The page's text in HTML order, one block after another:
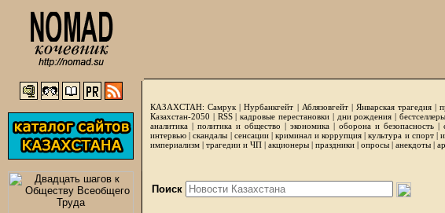
КАЗАХСТАН: Самрук |Нурбанкгейт | Аблязовгейт| Январская трагедия |
Казахстан-2050 | RSS|кадровые перестановки| дни рождения | бестселлеры
аналитика | политика и общество | экономика | оборона и безопасность |
интервью |скандалы | сенсации|криминал и коррупция|культура и спорт|
империализм | трагедии и ЧП | акционеры | праздники | опросы | анекдоты |
Поиск